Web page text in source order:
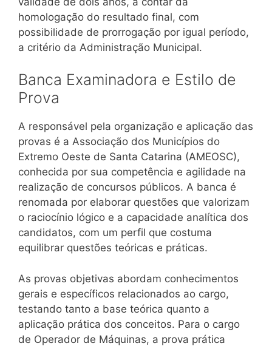
homologação do resultado final, com
possibilidade de prorrogação por igual período,
a critério da Administração Municipal.
Banca Examinadora e Estilo de
Prova
A responsável pela organização e aplicação das
provas é a Associação dos Municípios do
Extremo Oeste de Santa Catarina (AMEOSC),
conhecida por sua competência e agilidade na
realização de concursos públicos. A banca é
renomada por elaborar questões que valorizam
o raciocínio lógico e a capacidade analítica dos
candidatos, com um perfil que costuma
equilibrar questões teóricas e práticas.
As provas objetivas abordam conhecimentos
gerais e específicos relacionados ao cargo,
testando tanto a base teórica quanto a
aplicação prática dos conceitos. Para o cargo
de Operador de Máquinas, a prova prática